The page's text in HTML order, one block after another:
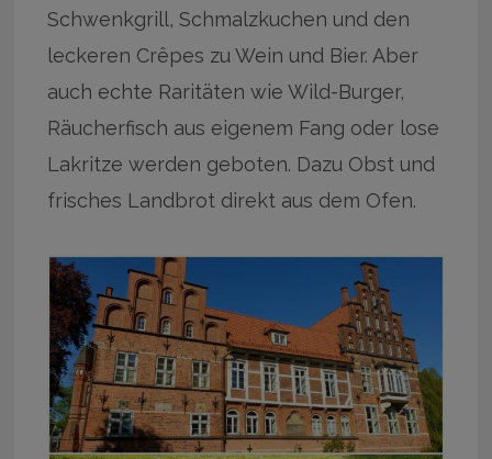
Schwenkgrill, Schmalzkuchen und den
leckeren Crêpes zu Wein und Bier. Aber
auch echte Raritäten wie Wild-Burger,
Räucherfisch aus eigenem Fang oder lose
Lakritze werden geboten. Dazu Obst und
frisches Landbrot direkt aus dem Ofen.